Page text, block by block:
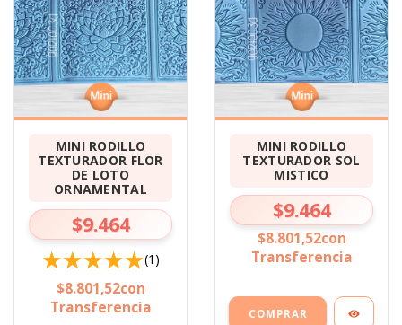
MINI RODILLO
TEXTURADOR FLOR
DE LOTO
ORNAMENTAL
$9.464
(1)
$8.801,52con
Transferencia
MINI RODILLO
TEXTURADOR SOL
MISTICO
$9.464
$8.801,52con
Transferencia